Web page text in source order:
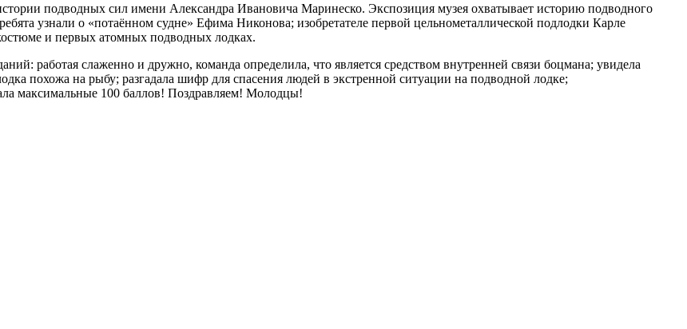
подводных сил имени Александра Ивановича Маринеско. Экспозиция музея охватывает историю подводного
узнали о «потаённом судне» Ефима Никонова; изобретателе первой цельнометаллической подлодки Карле
и первых атомных подводных лодках.
работая слаженно и дружно, команда определила, что является средством внутренней связи боцмана; увидела
похожа на рыбу; разгадала шифр для спасения людей в экстренной ситуации на подводной лодке;
максимальные 100 баллов! Поздравляем! Молодцы!